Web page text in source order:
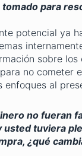
tomado para
potencial ya
sobre los
no cometer
enfoques al
no fueran
usted tuviera
¿qué